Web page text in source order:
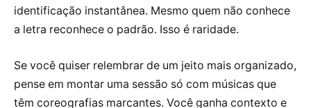
identificação instantânea. Mesmo quem não conhece
a letra reconhece o padrão. Isso é raridade.
Se você quiser relembrar de um jeito mais organizado,
pense em montar uma sessão só com músicas que
têm coreografias marcantes. Você ganha contexto e